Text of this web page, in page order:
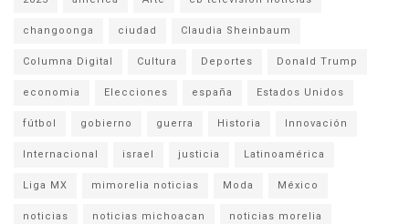
changoonga ciudad Claudia Sheinbaum
Columna Digital Cultura Deportes Donald Trump
economia Elecciones españa Estados Unidos
fútbol gobierno guerra Historia Innovación
Internacional israel justicia Latinoamérica
Liga MX mimorelia noticias Moda México
noticias noticias michoacan noticias morelia